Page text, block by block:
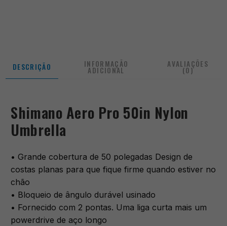
DESCRIÇÃO INFORMAÇÃO
ADICIONAL
AVALIAÇÕES
(0)
Shimano Aero Pro 50in Nylon
Umbrella
• Grande cobertura de 50 polegadas Design de
costas planas para que fique firme quando estiver no
chão
• Bloqueio de ângulo durável usinado
• Fornecido com 2 pontas. Uma liga curta mais um
powerdrive de aço longo